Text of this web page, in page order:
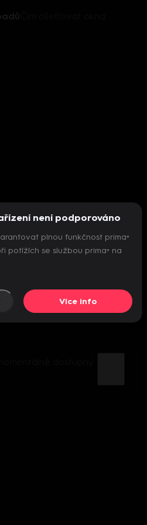
přehrávač
není podporováno
plnou funkčnost prima+
potížích se službou prima+ na
Více info